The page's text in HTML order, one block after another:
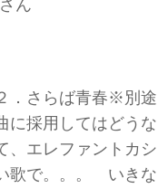
ん
．さらば青春※別途
に採用してはどうな
、エレファントカシ
歌で。。。 いきな